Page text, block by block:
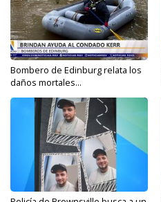
Bombero de Edinburg relata los
daños mortales...